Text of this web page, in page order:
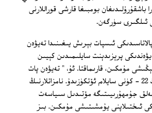
باشقۇرۇلىدىغان بومبىغا قارشى قوراللارنى
ئىلگىرى سۈرگەن.
ئىسپات بېرىش يىغىنىدا تەيۋەن
پرېزىدېنت سايلىمىدىن كېيىن
مۇمكىن، قارىماقتا. ئۇ، " تەيۋەن پات
يېقىندا يەنى 3 ‏- ئاينىڭ 22 ‏- كۈنى سايلام ئۆتكۈزىدۇ. نامزاتلارنىڭ
جۇمھۇرىيىتىگە مۆتىدىل سىياسەت
ئىختىلاپنى يۇمشىتىشى مۇمكىن. بىز